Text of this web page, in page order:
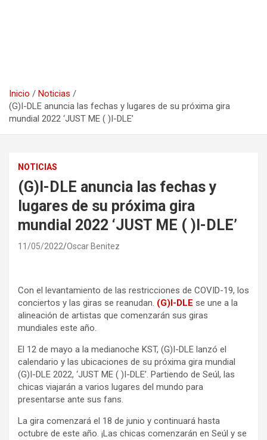
Inicio
Noticias
(G)I-DLE anuncia las fechas y lugares de su próxima gira
mundial 2022 ‘JUST ME ( )I-DLE’
NOTICIAS
(G)I-DLE anuncia las fechas y
lugares de su próxima gira
mundial 2022 ‘JUST ME ( )I-DLE’
11/05/2022 Oscar Benitez
Con el levantamiento de las restricciones de COVID-19, los
conciertos y las giras se reanudan. (G)I-DLE se une a la
alineación de artistas que comenzarán sus giras
mundiales este año.
El 12 de mayo a la medianoche KST, (G)I-DLE lanzó el
calendario y las ubicaciones de su próxima gira mundial
(G)I-DLE 2022, ‘JUST ME ( )I-DLE’. Partiendo de Seúl, las
chicas viajarán a varios lugares del mundo para
presentarse ante sus fans.
La gira comenzará el 18 de junio y continuará hasta
octubre de este año. ¡Las chicas comenzarán en Seúl y se